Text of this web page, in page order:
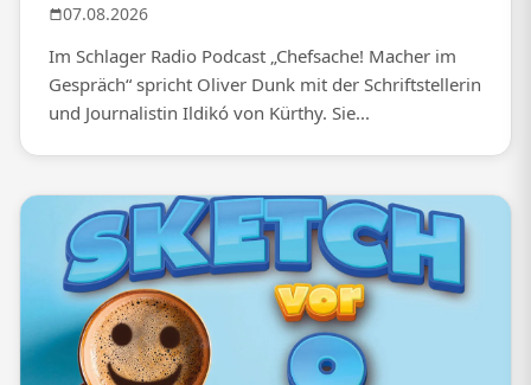
07.08.2026
Im Schlager Radio Podcast „Chefsache! Macher im
Gespräch“ spricht Oliver Dunk mit der Schriftstellerin
und Journalistin Ildikó von Kürthy. Sie...